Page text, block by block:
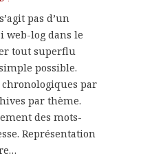
pas d’un
web-log dans le
tout superflu
possible.
par
par thème.
des mots-
Représentation